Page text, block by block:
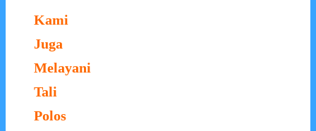
Kami
Juga
Melayani
Tali
Polos